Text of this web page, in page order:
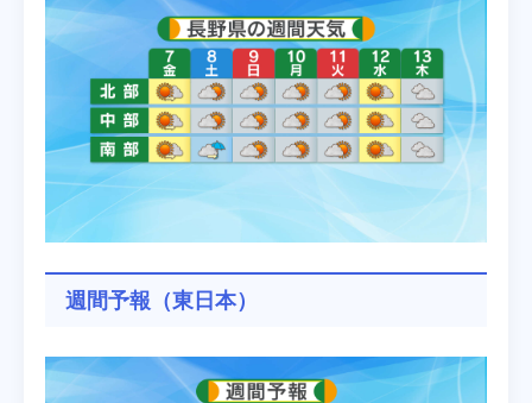
週間予報（東日本）